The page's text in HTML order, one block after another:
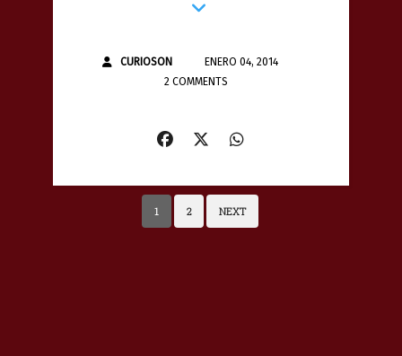
CURIOSON
ENERO 04, 2014
2 COMMENTS
1 2 NEXT